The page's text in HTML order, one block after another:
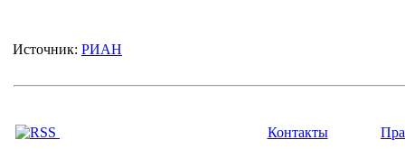
Источник: РИАН
Контакты